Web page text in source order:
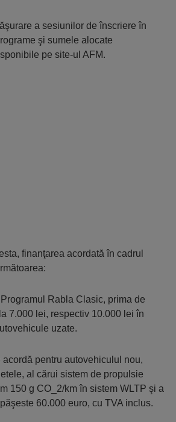
a sesiunilor de înscriere în
şi sumele alocate
pe site-ul AFM.
finanţarea acordată în cadrul
Rabla Clasic, prima de
7.000 lei, respectiv 10.000 lei în
uzate.
acordă pentru autovehiculul nou,
al cărui sistem de propulsie
150 g CO_2/km în sistem WLTP şi a
60.000 euro, cu TVA inclus.